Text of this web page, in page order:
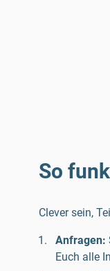
So
Clever sein,
Anfragen:
Euch alle